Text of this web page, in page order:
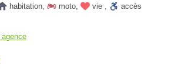
habitation, moto, vie ,
accès